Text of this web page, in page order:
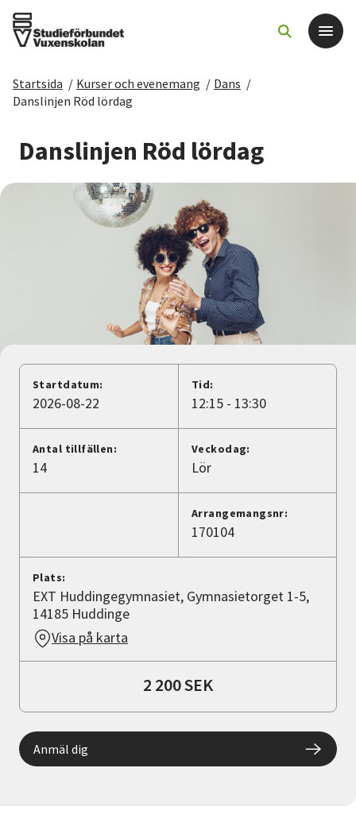
Det här gör vi
För dig som
Sök kurser och evenemang
Nyheter
Avdelningar
Lyssna
Startsida / Kurser och evenemang / Dans /
Danslinjen Röd lördag
Danslinjen Röd lördag
Startdatum:
2026-08-22
Tid:
12:15 - 13:30
Antal tillfällen:
14
Veckodag:
Lör
Arrangemangsnr:
170104
Plats:
EXT Huddingegymnasiet, Gymnasietorget 1-5,
14185 Huddinge
Visa på karta
2 200 SEK
Anmäl dig